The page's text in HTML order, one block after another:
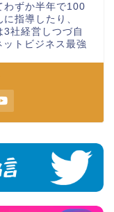
わずか半年で100
指導したり、
社経営しつづ自
トビジネス最強